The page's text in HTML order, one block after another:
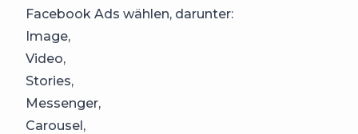
Facebook Ads wählen, darunter:
Image,
Video,
Stories,
Messenger,
Carousel,